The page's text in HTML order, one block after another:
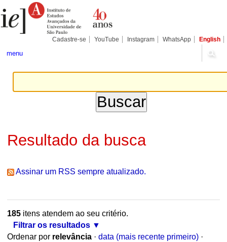
para
conteúdo.
Pessoais
Cadastre-se YouTube Instagram WhatsApp English
menu
Resultado da busca
Assinar um RSS sempre atualizado.
185itens atendem ao seu critério.
Filtrar os resultados
Ordenar por relevância · data (mais recente primeiro) ·